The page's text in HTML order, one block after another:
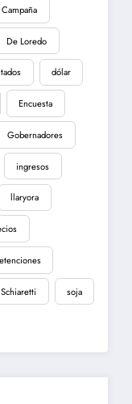
Campaña
De Loredo
dólar
Encuesta
Gobernadores
ingresos
llaryora
Schiaretti soja